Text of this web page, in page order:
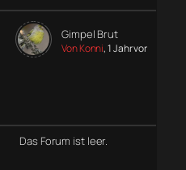
Gimpel Brut
Von Konni, 1 Jahr vor
Das Forum ist leer.